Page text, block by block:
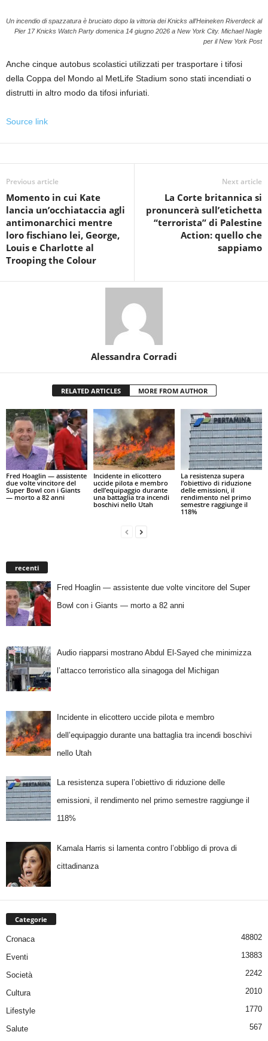
Un incendio di spazzatura è bruciato dopo la vittoria dei Knicks all’Heineken Riverdeck al
Pier 17 Knicks Watch Party domenica 14 giugno 2026 a New York City. Michael Nagle
per il New York Post
Anche cinque autobus scolastici utilizzati per trasportare i tifosi
della Coppa del Mondo al MetLife Stadium sono stati incendiati o
distrutti in altro modo da tifosi infuriati.
Source link
Previous article
Momento in cui Kate
lancia un’occhiataccia agli
antimonarchici mentre
loro fischiano lei, George,
Louis e Charlotte al
Trooping the Colour
Next article
La Corte britannica si
pronuncerà sull’etichetta
“terrorista” di Palestine
Action: quello che
sappiamo
Alessandra Corradi
RELATED ARTICLES MORE FROM AUTHOR
Fred Hoaglin — assistente
due volte vincitore del
Super Bowl con i Giants
— morto a 82 anni
Incidente in elicottero
uccide pilota e membro
dell’equipaggio durante
una battaglia tra incendi
boschivi nello Utah
La resistenza supera
l’obiettivo di riduzione
delle emissioni, il
rendimento nel primo
semestre raggiunge il
118%
recenti
Fred Hoaglin — assistente due volte vincitore del Super
Bowl con i Giants — morto a 82 anni
Audio riapparsi mostrano Abdul El-Sayed che minimizza
l’attacco terroristico alla sinagoga del Michigan
Incidente in elicottero uccide pilota e membro
dell’equipaggio durante una battaglia tra incendi boschivi
nello Utah
La resistenza supera l’obiettivo di riduzione delle
emissioni, il rendimento nel primo semestre raggiunge il
118%
Kamala Harris si lamenta contro l’obbligo di prova di
cittadinanza
Categorie
Cronaca 48802
Eventi 13883
Società 2242
Cultura 2010
Lifestyle 1770
Salute
567